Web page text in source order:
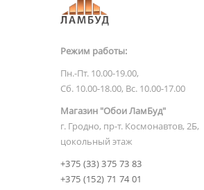
Режим работы:
Пн.-Пт. 10.00-19.00,
Сб. 10.00-18.00, Вс. 10.00-17.00
Магазин "Обои ЛамБуд"
г. Гродно, пр-т. Космонавтов, 2Б,
цокольный этаж
+375 (33) 375 73 83
+375 (152) 71 74 01